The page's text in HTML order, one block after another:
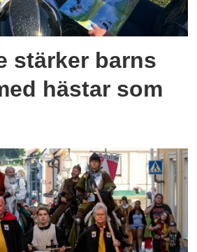
stärker barns
hästar som